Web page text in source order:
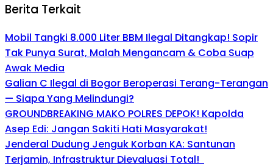
Berita Terkait
Mobil Tangki 8.000 Liter BBM Ilegal Ditangkap! Sopir
Tak Punya Surat, Malah Mengancam & Coba Suap
Awak Media
Galian C Ilegal di Bogor Beroperasi Terang-Terangan
— Siapa Yang Melindungi?
GROUNDBREAKING MAKO POLRES DEPOK! Kapolda
Asep Edi: Jangan Sakiti Hati Masyarakat!
Jenderal Dudung Jenguk Korban KA: Santunan
Terjamin, Infrastruktur Dievaluasi Total!